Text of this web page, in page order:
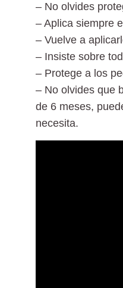
– No olvides
– Aplica siempre
– Vuelve a
– Insiste sobre
– Protege a los
– No olvides que
de 6 meses,
necesita.